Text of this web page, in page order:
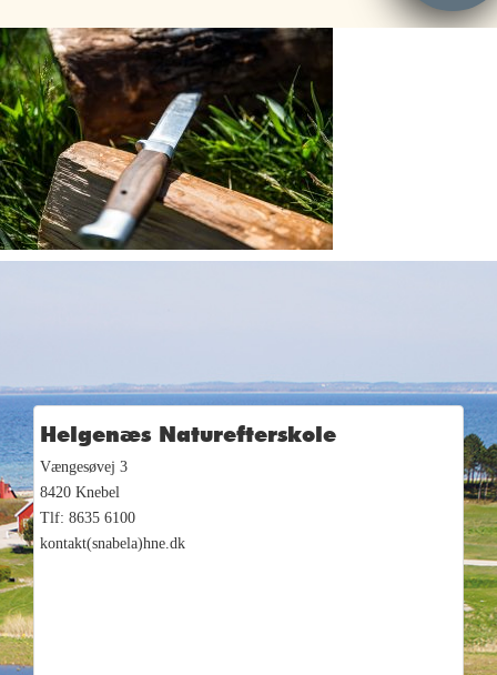
Helgenæs Naturefterskole
Vængesøvej 3
8420 Knebel
Tlf: 8635 6100
kontakt(snabela)hne.dk